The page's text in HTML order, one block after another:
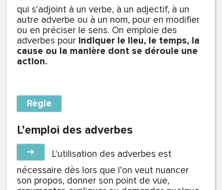
qui s'adjoint à un verbe, à un adjectif, à un
autre adverbe ou à un nom, pour en modifier
ou en préciser le sens. On emploie des
adverbes pour indiquer le lieu, le temps, la
cause ou la manière dont se déroule une
action.
Règle
L’emploi des adverbes
➔
L'utilisation des adverbes est
nécessaire dès lors que l’on veut nuancer
son propos, donner son point de vue,